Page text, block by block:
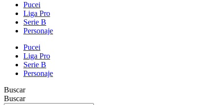
Pucei
Liga Pro
Serie B
Personaje
Pucei
Liga Pro
Serie B
Personaje
Buscar
Buscar